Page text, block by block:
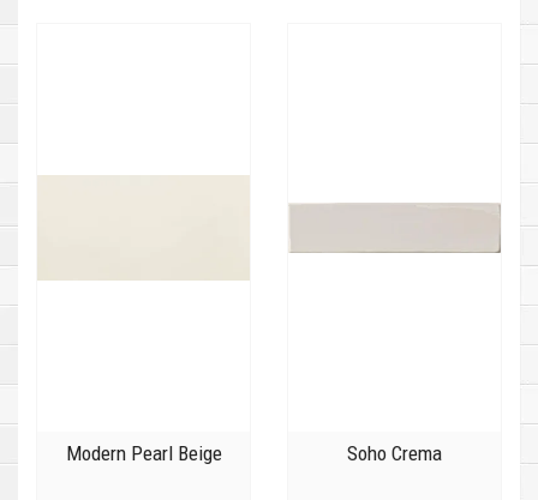
Modern Pearl Beige Soho Crema